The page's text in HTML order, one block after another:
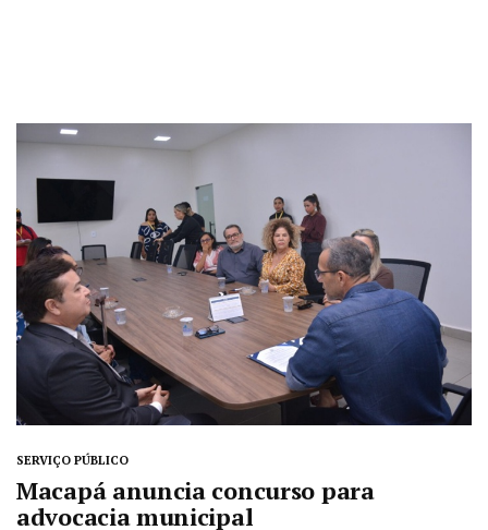
SERVIÇO PÚBLICO
Macapá anuncia concurso para
advocacia municipal